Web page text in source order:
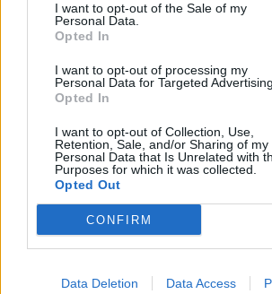
I want to opt-out of the Sale of my
Personal Data.
Opted In
I want to opt-out of processing my
Personal Data for Targeted Advertising.
Opted In
I want to opt-out of Collection, Use,
Retention, Sale, and/or Sharing of my
Personal Data that Is Unrelated with
Purposes for which it was collected.
Opted Out
CONFIRM
Data Deletion Data Access
12 Μαΐου, 2026
Σύμφωνα με τη δημοσκόπηση, της
την εφημερίδα Political, στην
αποτελέσματος η ΝΔ
ακολουθεί το κόμμα του Αλέξη
Τρίτο πλασάρεται το ΠΑΣΟΚ με
το κόμμα της Μαρίας
ΠΕΡΙΣΣΌΤΕΡΑ ...